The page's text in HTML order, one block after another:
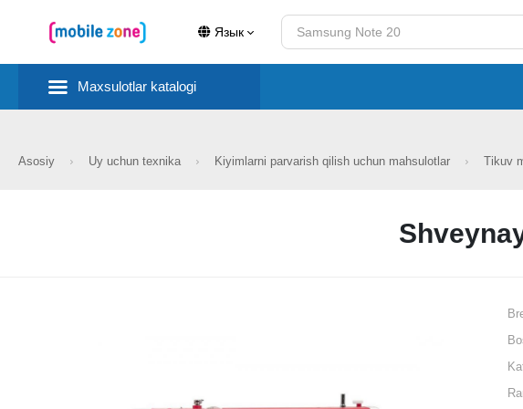
Язык
Maxsulotlar katalogi
Asosiy Uy uchun texnika Kiyimlarni parvarish qilish uchun mahsulotlar Tikuv